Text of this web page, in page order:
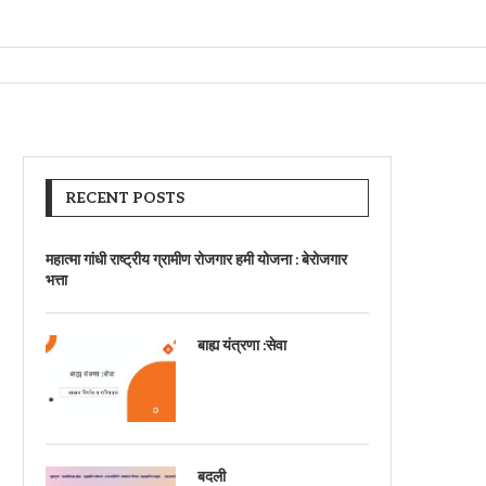
RECENT POSTS
महात्मा गांधी राष्ट्रीय ग्रामीण रोजगार हमी योजना : बेरोजगार
भत्ता
बाह्य यंत्रणा :सेवा
बदली